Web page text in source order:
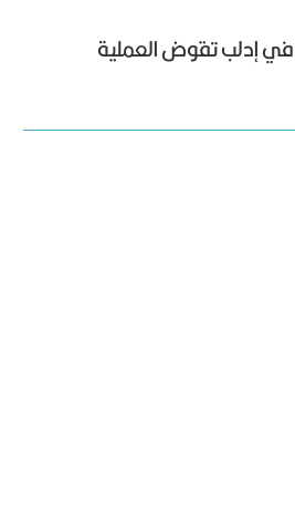
في إدلب تقوض العملية